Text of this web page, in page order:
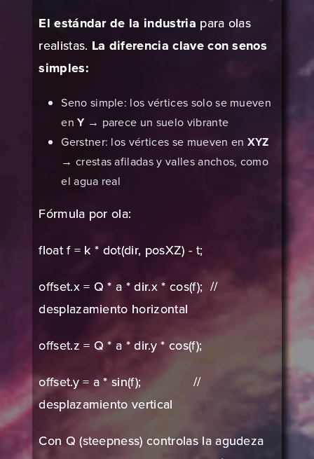
El estándar de la industria para olas
realistas. La diferencia clave con senos
simples:
Seno simple: los vértices solo se mueven
enY→ parece un suelo vibrante
Gerstner: los vértices se mueven en XYZ
→ crestas afiladas y valles anchos, como
el agua real
Fórmula por ola:
float f = k * dot(dir, posXZ) - t;
offset.x = Q * a * dir.x * cos(f); //
desplazamiento horizontal
offset.z = Q * a * dir.y * cos(f);
offset.y = a * sin(f); //
desplazamiento vertical
Con Q (steepness) controlas la agudeza